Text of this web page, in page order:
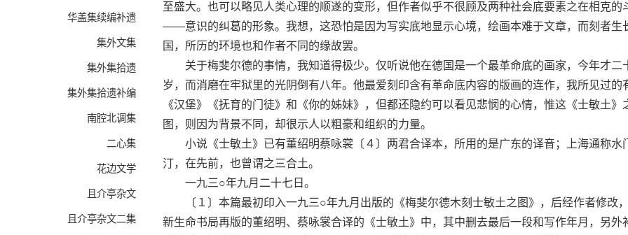
华盖集续编补遗
集外文集
集外集拾遗
集外集拾遗补编
南腔北调集
二心集
花边文学
且介亭杂文
且介亭杂文二集
至盛大。也可以略见人类心理的顺遂的变形，但作者似乎不很顾及两种社会底要素之在相克的
——意识的纠葛的形象。我想，这恐怕是因为写实底地显示心境，绘画本难于文章，而刻者生
国，所历的环境也和作者不同的缘故罢。
关于梅斐尔德的事情，我知道得极少。仅听说他在德国是一个最革命底的画家，今年才二
岁，而消磨在牢狱里的光阴倒有八年。他最爱刻印含有革命底内容的版画的连作，我所见过的
《汉堡》《抚育的门徒》和《你的姊妹》，但都还隐约可以看见悲悯的心情，惟这《士敏土》
图，则因为背景不同，却很示人以粗豪和组织的力量。
小说《士敏土》已有董绍明蔡咏裳〔４〕两君合译本，所用的是广东的译音；上海通称水门
汀，在先前，也曾谓之三合土。
一九三○年九月二十七日。
〔１〕本篇最初印入一九三○年九月出版的《梅斐尔德木刻士敏土之图》，后经作者修改
新生命书局再版的董绍明、蔡咏裳合译的《士敏土》中，其中删去最后一段和写作年月，另外